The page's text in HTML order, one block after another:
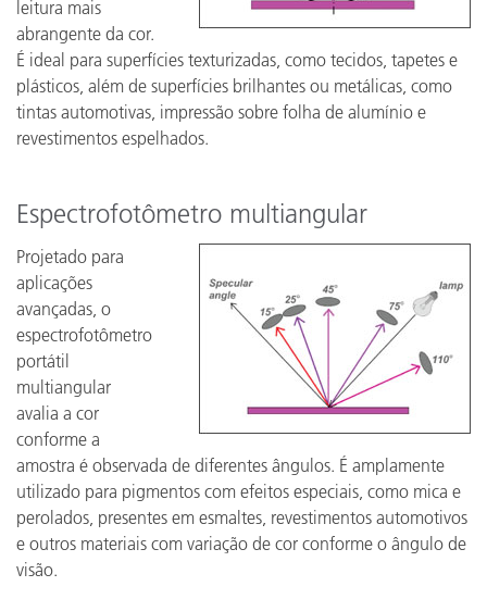
leitura mais
abrangente da cor.
É ideal para superfícies texturizadas, como tecidos, tapetes e
plásticos, além de superfícies brilhantes ou metálicas, como
tintas automotivas, impressão sobre folha de alumínio e
revestimentos espelhados.
Espectrofotômetro multiangular
Projetado para
aplicações
avançadas, o
espectrofotômetro
portátil
multiangular
avalia a cor
conforme a
amostra é observada de diferentes ângulos. É amplamente
utilizado para pigmentos com efeitos especiais, como mica e
perolados, presentes em esmaltes, revestimentos automotivos
e outros materiais com variação de cor conforme o ângulo de
visão.